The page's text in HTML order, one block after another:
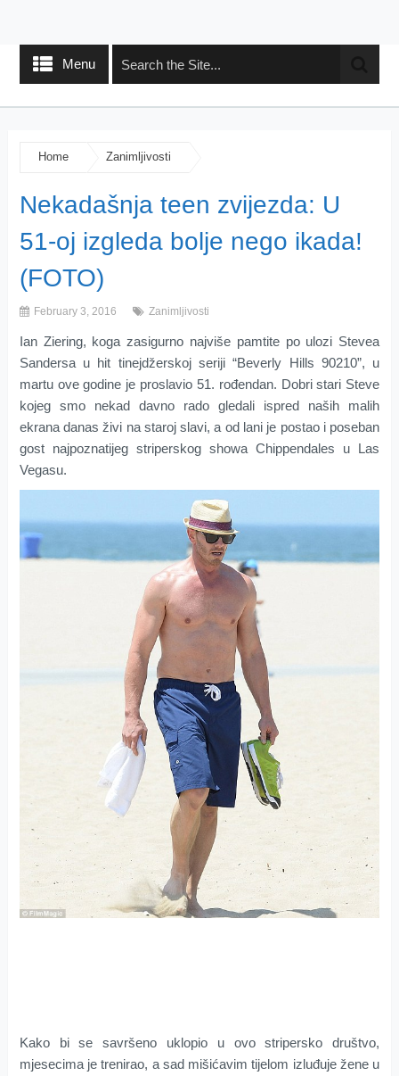
Menu
Home Zanimljivosti
Nekadašnja teen zvijezda: U
51-oj izgleda bolje nego ikada!
(FOTO)
February 3, 2016 Zanimljivosti
Ian Ziering, koga zasigurno najviše pamtite po ulozi Stevea
Sandersa u hit tinejdžerskoj seriji “Beverly Hills 90210”, u
martu ove godine je proslavio 51. rođendan. Dobri stari Steve
kojeg smo nekad davno rado gledali ispred naših malih
ekrana danas živi na staroj slavi, a od lani je postao i poseban
gost najpoznatijeg striperskog showa Chippendales u Las
Vegasu.
Kako bi se savršeno uklopio u ovo stripersko društvo,
mjesecima je trenirao, a sad mišićavim tijelom izluđuje žene u